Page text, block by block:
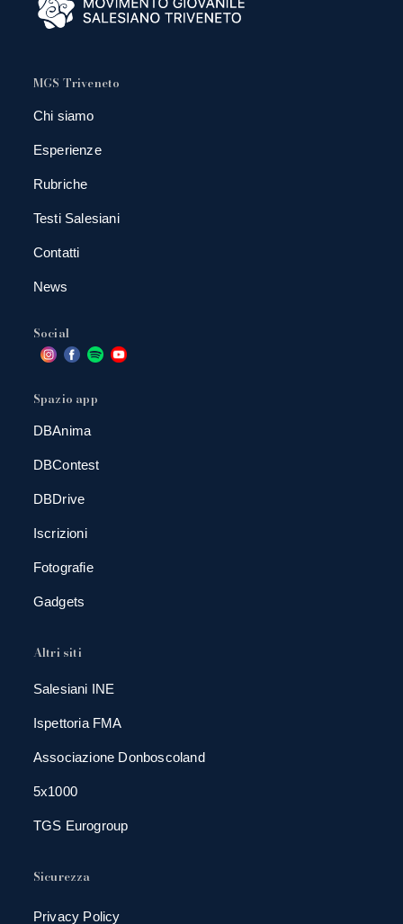
MGS Triveneto
Chi siamo
Esperienze
Rubriche
Testi Salesiani
Contatti
News
Social
Spazio app
DBAnima
DBContest
DBDrive
Iscrizioni
Fotografie
Gadgets
Altri siti
Salesiani INE
Ispettoria FMA
Associazione Donboscoland
5x1000
TGS Eurogroup
Sicurezza
Privacy Policy